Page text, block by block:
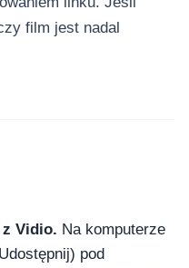
film jest nadal
Vidio. Na komputerze
pod